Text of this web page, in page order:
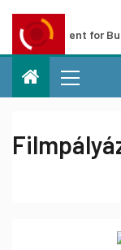
for Building